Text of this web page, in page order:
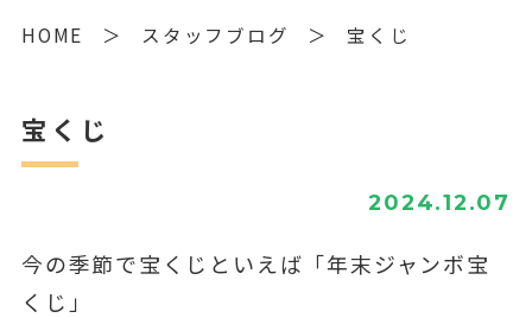
HOME スタッフブログ 宝くじ
宝くじ
2024.12.07
今の季節で宝くじといえば「年末ジャンボ宝
くじ」